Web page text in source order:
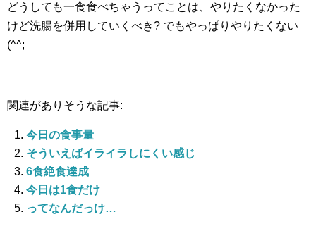
どうしても一食食べちゃうってことは、やりたくなかった
けど洗腸を併用していくべき? でもやっぱりやりたくない
(^^;
関連がありそうな記事:
今日の食事量
そういえばイライラしにくい感じ
6食絶食達成
今日は1食だけ
ってなんだっけ…